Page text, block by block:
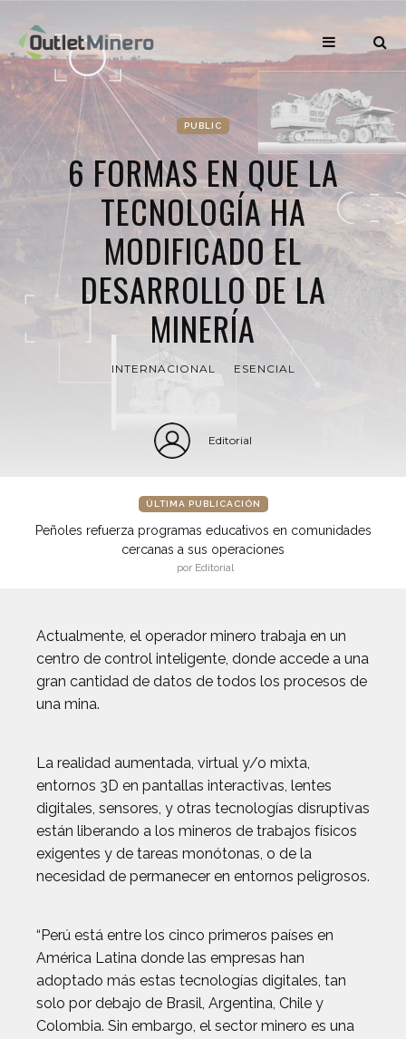
PUBLIC
6 FORMAS EN QUE LA
TECNOLOGÍA HA
MODIFICADO EL
DESARROLLO DE LA
MINERÍA
INTERNACIONAL ESENCIAL
Editorial
ÚLTIMA PUBLICACIÓN
Peñoles refuerza programas educativos en comunidades
cercanas a sus operaciones
por Editorial
Actualmente, el operador minero trabaja en un
centro de control inteligente, donde accede a una
gran cantidad de datos de todos los procesos de
una mina.
La realidad aumentada, virtual y/o mixta,
entornos 3D en pantallas interactivas, lentes
digitales, sensores, y otras tecnologías disruptivas
están liberando a los mineros de trabajos físicos
exigentes y de tareas monótonas, o de la
necesidad de permanecer en entornos peligrosos.
“Perú está entre los cinco primeros países en
América Latina donde las empresas han
adoptado más estas tecnologías digitales, tan
solo por debajo de Brasil, Argentina, Chile y
Colombia. Sin embargo, el sector minero es una